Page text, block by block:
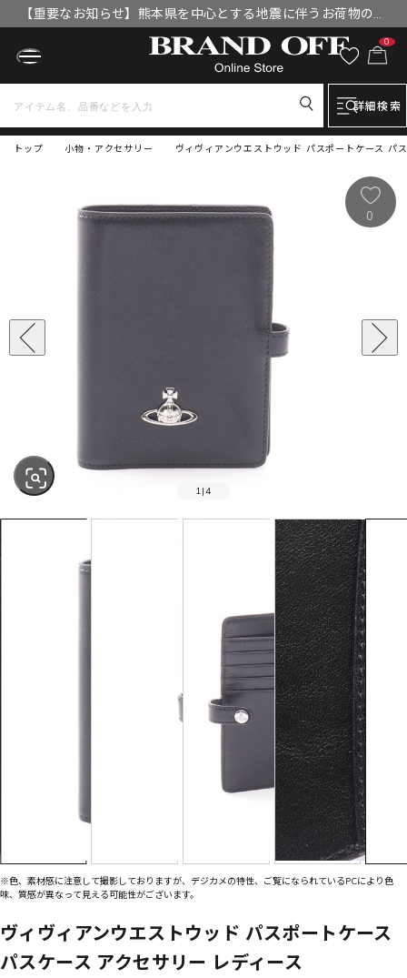
【重要なお知らせ】熊本県を中心とする地震に伴うお荷物のお
届けについて
0
詳細検索
トップ ヴィヴィアンウエストウッド パスポートケース
小物・アクセサリー
1 |4
0
※色、素材感に注意して撮影しておりますが、デジカメの特性、ご覧になられているPCにより色
味、質感が異なって見える可能性がございます。
ヴィヴィアンウエストウッド パスポートケース
パスケース アクセサリー レディース